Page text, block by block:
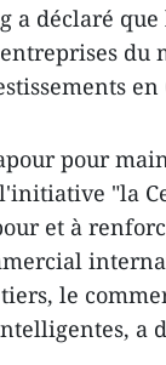
a déclaré
du
en
pour
"la
et à
le
a